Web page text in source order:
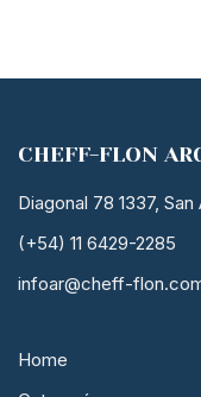
CHEFF-FLON
Diagonal 78 1337,
(+54) 11 6429-2285
infoar@cheff-
Home